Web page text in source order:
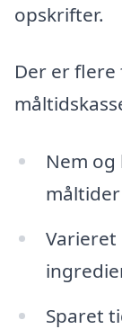
opskrifter.
Der er
Nem
måltider
Sparet